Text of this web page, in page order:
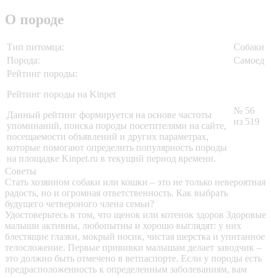
О породе
Тип питомца:
Собаки
Порода:
Самоед
Рейтинг породы:
Рейтинг породы на Kinpet
Данный рейтинг формируется на основе частоты
упоминаний, поиска породы посетителями на сайте,
посещаемости объявлений и других параметрах,
которые помогают определить популярность породы
на площадке Kinpet.ru в текущий период времени.
№ 56
из 519
Советы
Стать хозяином собаки или кошки – это не только невероятная
радость, но и огромная ответственность. Как выбрать
будущего четвероного члена семьи?
Удостоверьтесь в том, что щенок или котенок здоров Здоровые
малыши активны, любопытны и хорошо выглядят: у них
блестящие глазки, мокрый носик, чистая шерстка и упитанное
телосложение. Первые прививки малышам делает заводчик –
это должно быть отмечено в ветпаспорте. Если у породы есть
предрасположенность к определенным заболеваниям, вам